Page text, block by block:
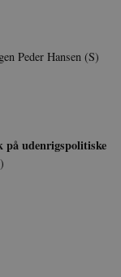
Peder Hansen (S)
udenrigspolitiske